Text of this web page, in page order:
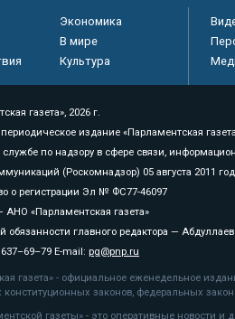
Экономика
В мире
Культура
газета», 2026 г.
издание «Парламентская
по надзору в сфере связи,
(Роскомнадзор) 05 августа 2011
о регистрации Эл № ФС77-46097
АНО «Парламентская газета»
главного редактора —
E-mail: pg@pnp.ru
газета» - официальное еженедельное
законов, федеральных
газеты» - это оперативные новости